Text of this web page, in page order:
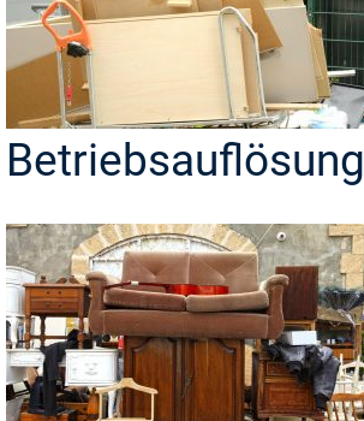
Betriebsauflösung